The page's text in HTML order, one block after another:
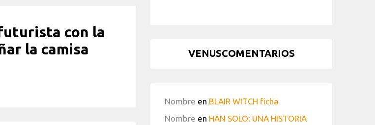
con la
la camisa
VENUSCOMENTARIOS
Nombre en BLAIR WITCH ficha
Nombre en HAN SOLO: UNA HISTORIA